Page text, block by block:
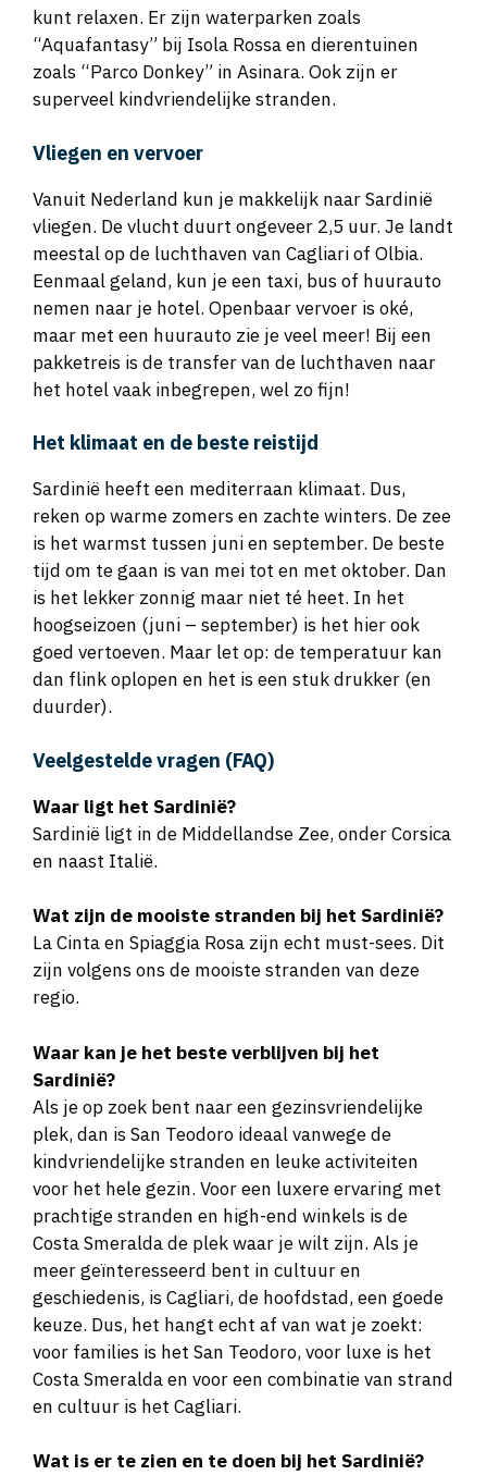
kunt relaxen. Er zijn waterparken zoals
“Aquafantasy” bij Isola Rossa en dierentuinen
zoals “Parco Donkey” in Asinara. Ook zijn er
superveel kindvriendelijke stranden.
Vliegen en vervoer
Vanuit Nederland kun je makkelijk naar Sardinië
vliegen. De vlucht duurt ongeveer 2,5 uur. Je landt
meestal op de luchthaven van Cagliari of Olbia.
Eenmaal geland, kun je een taxi, bus of huurauto
nemen naar je hotel. Openbaar vervoer is oké,
maar met een huurauto zie je veel meer! Bij een
pakketreis is de transfer van de luchthaven naar
het hotel vaak inbegrepen, wel zo fijn!
Het klimaat en de beste reistijd
Sardinië heeft een mediterraan klimaat. Dus,
reken op warme zomers en zachte winters. De zee
is het warmst tussen juni en september. De beste
tijd om te gaan is van mei tot en met oktober. Dan
is het lekker zonnig maar niet té heet. In het
hoogseizoen (juni – september) is het hier ook
goed vertoeven. Maar let op: de temperatuur kan
dan flink oplopen en het is een stuk drukker (en
duurder).
Veelgestelde vragen (FAQ)
Waar ligt het Sardinië?
Sardinië ligt in de Middellandse Zee, onder Corsica
en naast Italië.
Wat zijn de mooiste stranden bij het Sardinië?
La Cinta en Spiaggia Rosa zijn echt must-sees. Dit
zijn volgens ons de mooiste stranden van deze
regio.
Waar kan je het beste verblijven bij het
Sardinië?
Als je op zoek bent naar een gezinsvriendelijke
plek, dan is San Teodoro ideaal vanwege de
kindvriendelijke stranden en leuke activiteiten
voor het hele gezin. Voor een luxere ervaring met
prachtige stranden en high-end winkels is de
Costa Smeralda de plek waar je wilt zijn. Als je
meer geïnteresseerd bent in cultuur en
geschiedenis, is Cagliari, de hoofdstad, een goede
keuze. Dus, het hangt echt af van wat je zoekt:
voor families is het San Teodoro, voor luxe is het
Costa Smeralda en voor een combinatie van strand
en cultuur is het Cagliari.
Wat is er te zien en te doen bij het Sardinië?